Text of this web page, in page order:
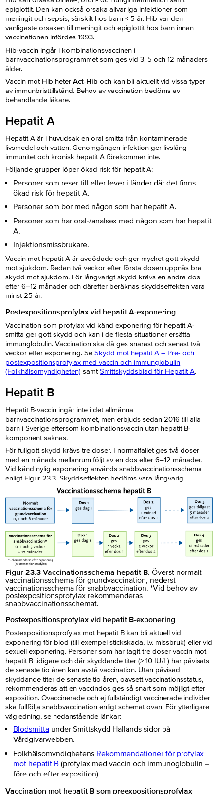
epiglottit. Den kan också orsaka allvarliga infektioner som
meningit och sepsis, särskilt hos barn < 5 år. Hib var den
vanligaste orsaken till meningit och epiglottit hos barn innan
vaccinationen infördes 1993.
Hib-vaccin ingår i kombinationsvaccinen i
barnvaccinationsprogrammet som ges vid 3, 5 och 12 månaders
ålder.
Vaccin mot Hib heterAct-Hiboch kan bli aktuellt vid vissa typer
av immunbristtillstånd. Behov av vaccination bedöms av
behandlande läkare.
Hepatit A
Hepatit A är i huvudsak en oral smitta från kontaminerade
livsmedel och vatten. Genomgången infektion ger livslång
immunitet och kronisk hepatit A förekommer inte.
Följande grupper löper ökad risk för hepatit A:
Personer som reser till eller lever i länder där det finns
ökad risk för hepatit A.
Personer som bor med någon som har hepatit A.
Personer som har oral-/analsex med någon som har hepatit
A.
Injektionsmissbrukare.
Vaccin mot hepatit A är avdödade och ger mycket gott skydd
mot sjukdom. Redan två veckor efter första dosen uppnås bra
skydd mot sjukdom. För långvarigt skydd krävs en andra dos
efter 6–12 månader och därefter beräknas skyddseffekten vara
minst 25 år.
Postexpositionsprofylax vid hepatit A-exponering
Vaccination som profylax vid känd exponering för hepatit A-
smitta ger gott skydd och kan i de flesta situationer ersätta
immunglobulin. Vaccination ska då ges snarast och senast två
veckor efter exponering. SeSkydd mot hepatit A – Pre- och
postexpositionsprofylax med vaccin och immunglobulin
(Folkhälsomyndigheten) samtSmittskyddsblad för Hepatit A.
Hepatit B
Hepatit B-vaccin ingår inte i det allmänna
barnvaccinationsprogrammet, men erbjuds sedan 2016 till alla
barn i Sverige eftersom kombinationsvaccin utan hepatit B-
komponent saknas.
För fullgott skydd krävs tre doser. I normalfallet ges två doser
med en månads mellanrum följt av en dos efter 6–12 månader.
Vid känd nylig exponering används snabbvaccinationsschema
enligt Figur 23.3. Skyddseffekten bedöms vara långvarig.
Figur 23.3 Vaccinationsschema hepatit B. Överst normalt
vaccinationsschema för grundvaccination, nederst
vaccinationsschema för snabbvaccination. *Vid behov av
postexpositionsprofylax rekommenderas
snabbvaccinationsschemat.
Postexpositionsprofylax vid hepatit B-exponering
Postexpositionsprofylax mot hepatit B kan bli aktuell vid
exponering för blod (till exempel stickskada, i.v. missbruk) eller vid
sexuell exponering. Personer som har tagit tre doser vaccin mot
hepatit B tidigare och där skyddande titer (> 10 IU/L) har påvisats
de senaste tio åren kan avstå vaccination. Utan påvisad
skyddande titer de senaste tio åren, oavsett vaccinationsstatus,
rekommenderas att en vaccindos ges så snart som möjligt efter
exposition. Ovaccinerade och ej fullständigt vaccinerade individer
ska fullfölja snabbvaccination enligt schemat ovan. För ytterligare
vägledning, se nedanstående länkar:
Blodsmittaunder Smittskydd Hallands sidor på
Vårdgivarwebben.
Folkhälsomyndighetens Rekommendationer för profylax
mot hepatit B(profylax med vaccin och immunoglobulin –
före och efter exposition).
Vaccination mot hepatit B som preexpositionsprofylax